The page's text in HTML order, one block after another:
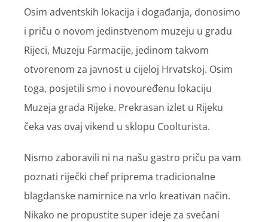
Osim adventskih lokacija i događanja, donosimo
i priču o novom jedinstvenom muzeju u gradu
Rijeci, Muzeju Farmacije, jedinom takvom
otvorenom za javnost u cijeloj Hrvatskoj. Osim
toga, posjetili smo i novouređenu lokaciju
Muzeja grada Rijeke. Prekrasan izlet u Rijeku
čeka vas ovaj vikend u sklopu Coolturista.
Nismo zaboravili ni na našu gastro priču pa vam
poznati riječki chef priprema tradicionalne
blagdanske namirnice na vrlo kreativan način.
Nikako ne propustite super ideje za svečani